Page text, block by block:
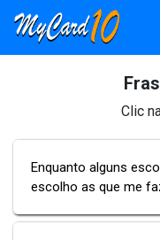
Clic
Enquanto alguns
escolho as que me